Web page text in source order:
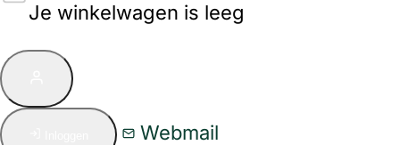
Je winkelwagen is leeg
Webmail